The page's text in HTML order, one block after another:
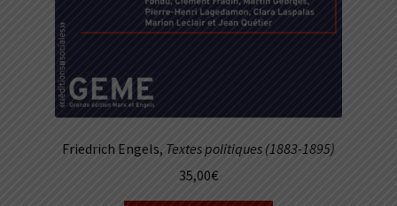
Friedrich Engels, Textes politiques (1883-1895)
35,00€